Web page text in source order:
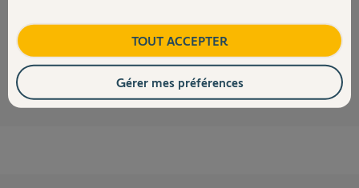
Bonne journée,
Vanessa F. il y a 8 mois
TOUT ACCEPTER
Gérer mes préférences